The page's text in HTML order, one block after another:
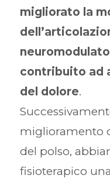
migliorato la
contribuito ad
del dolore.
miglioramento
del polso,
fisioterapico